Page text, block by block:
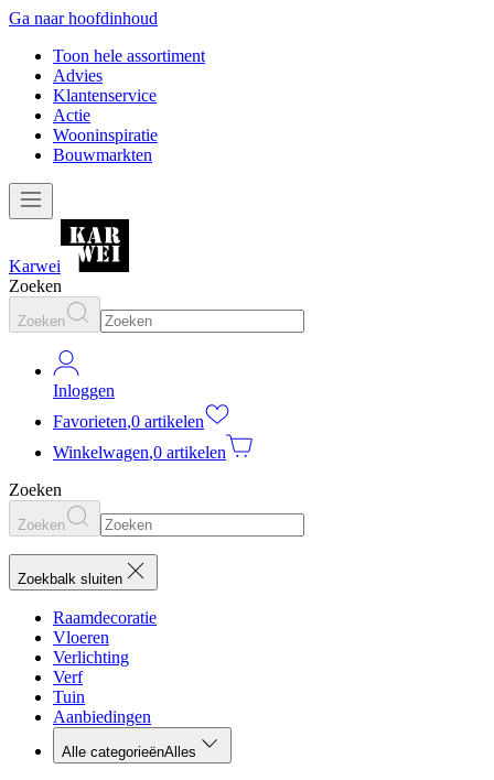
Ga naar hoofdinhoud
Toon hele assortiment
Advies
Klantenservice
Actie
Wooninspiratie
Bouwmarkten
Karwei
Zoeken
Zoeken
Inloggen
Favorieten,0 artikelen
Winkelwagen,0 artikelen
Zoeken
Zoeken
Zoekbalk sluiten
Raamdecoratie
Vloeren
Verlichting
Verf
Tuin
Aanbiedingen
Alle categorieënAlles